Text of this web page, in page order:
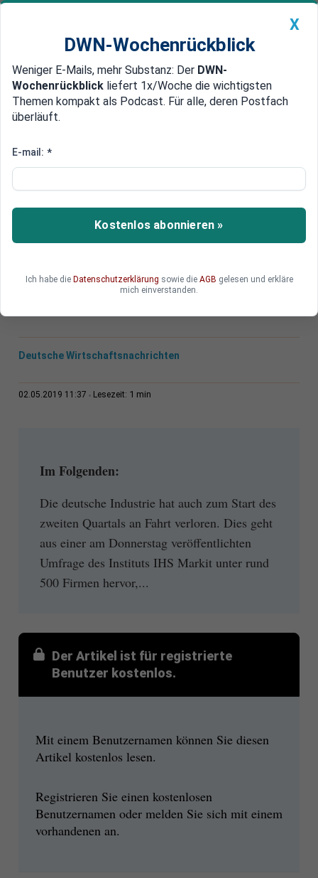
Newsticker MEIN DWN: Geldanlage Premium
Edelmetalle DWN-Magazin China
Ifo liefert positive Daten
Markit: Deutsche Industrie
bereitet sich auf
Stellenstreichungen vor
Die Aussichten für die deutsche Industrie bleiben
Schwierigkeiten der Autobauer wirken sich auf
die gesamte Volkswirtschaft aus.
Deutsche Wirtschaftsnachrichten
02.05.2019 11:37 Lesezeit: 1 min
Im Folgenden:
Die deutsche Industrie hat auch zum Start des
zweiten Quartals an Fahrt verloren. Dies geht
aus einer am Donnerstag veröffentlichten
Umfrage des Instituts IHS Markit unter rund
500 Firmen hervor,...
Der Artikel ist für registrierte
Benutzer kostenlos.
Mit einem Benutzernamen können Sie diesen
Artikel kostenlos lesen.
Registrieren Sie einen kostenlosen
Benutzernamen oder melden Sie sich mit einem
vorhandenen an.
X
DWN-Wochenrückblick
Weniger E-Mails, mehr Substanz: Der DWN-
Wochenrückblick liefert 1x/Woche die wichtigsten
Themen kompakt als Podcast. Für alle, deren Postfach
überläuft.
E-mail: *
Kostenlos abonnieren »
Ich habe die Datenschutzerklärung sowie die AGB gelesen und erkläre
mich einverstanden.